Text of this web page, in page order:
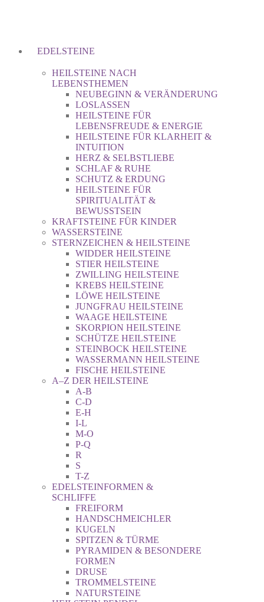
EDELSTEINE
HEILSTEINE NACH
LEBENSTHEMEN
NEUBEGINN & VERÄNDERUNG
LOSLASSEN
HEILSTEINE FÜR
LEBENSFREUDE & ENERGIE
HEILSTEINE FÜR KLARHEIT &
INTUITION
HERZ & SELBSTLIEBE
SCHLAF & RUHE
SCHUTZ & ERDUNG
HEILSTEINE FÜR
SPIRITUALITÄT &
BEWUSSTSEIN
KRAFTSTEINE FÜR KINDER
WASSERSTEINE
STERNZEICHEN & HEILSTEINE
WIDDER HEILSTEINE
STIER HEILSTEINE
ZWILLING HEILSTEINE
KREBS HEILSTEINE
LÖWE HEILSTEINE
JUNGFRAU HEILSTEINE
WAAGE HEILSTEINE
SKORPION HEILSTEINE
SCHÜTZE HEILSTEINE
STEINBOCK HEILSTEINE
WASSERMANN HEILSTEINE
FISCHE HEILSTEINE
A–Z DER HEILSTEINE
A-B
C-D
E-H
I-L
M-O
P-Q
R
S
T-Z
EDELSTEINFORMEN &
SCHLIFFE
FREIFORM
HANDSCHMEICHLER
KUGELN
SPITZEN & TÜRME
PYRAMIDEN & BESONDERE
FORMEN
DRUSE
TROMMELSTEINE
NATURSTEINE